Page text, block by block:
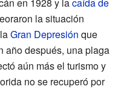
la situación
Gran Depresión que
año después, una plaga
aún más el turismo y
no se recuperó por